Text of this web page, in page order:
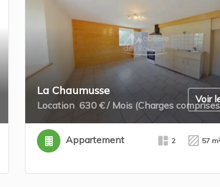
La Chaumusse
Location 630 € / Mois (Charges
Voir
Appartement 2 57